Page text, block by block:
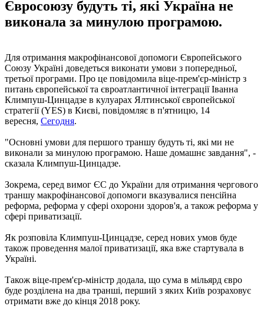
Євросоюзу будуть ті, які Україна не
виконала за минулою програмою.
Для отримання макрофінансової допомоги Європейського
Союзу Україні доведеться виконати умови з попередньої,
третьої програми. Про це повідомила віце-прем'єр-міністр з
питань європейської та євроатлантичної інтеграції Іванна
Климпуш-Цинцадзе в кулуарах Ялтинської європейської
стратегії (YES) в Києві, повідомляє в п'ятницю, 14
вересня, Сегодня.
"Основні умови для першого траншу будуть ті, які ми не
виконали за минулою програмою. Наше домашнє завдання", -
сказала Климпуш-Цинцадзе.
Зокрема, серед вимог ЄС до України для отримання чергового
траншу макрофінансової допомоги вказувалися пенсійна
реформа, реформа у сфері охорони здоров'я, а також реформа у
сфері приватизації.
Як розповіла Климпуш-Цинцадзе, серед нових умов буде
також проведення малої приватизації, яка вже стартувала в
Україні.
Також віце-прем'єр-міністр додала, що сума в мільярд євро
буде розділена на два транші, перший з яких Київ розраховує
отримати вже до кінця 2018 року.